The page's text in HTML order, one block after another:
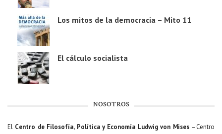
Los mitos de la democracia – Mito 11
El cálculo socialista
NOSOTROS
El Centro de Filosofía, Política y Economía Ludwig von Mises—Centro